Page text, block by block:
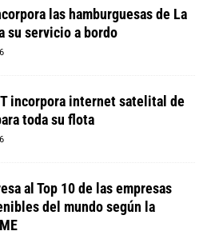
las hamburguesas de La
su servicio a bordo
incorpora internet satelital de
toda su flota
al Top 10 de las empresas
del mundo según la